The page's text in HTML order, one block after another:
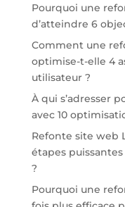
Pourquoi une
d’atteindre 6
Comment une
optimise-t-elle 4
utilisateur ?
À qui s’adresser
avec 10
Refonte site web
étapes
?
Pourquoi une